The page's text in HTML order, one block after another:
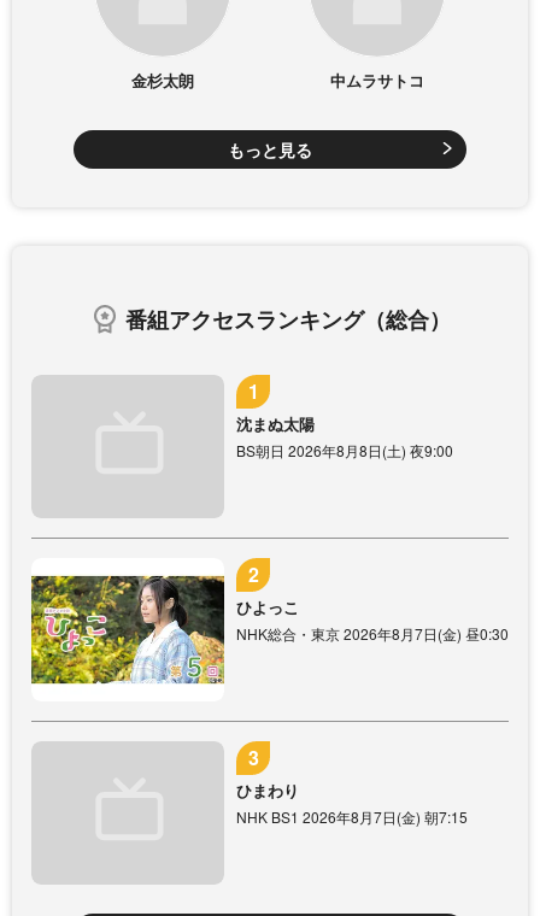
金杉太朗 中ムラサトコ
もっと見る
番組アクセスランキング（総合）
沈まぬ太陽
BS朝日 2026年8月8日(土) 夜9:00
ひよっこ
NHK総合・東京 2026年8月7日(金) 昼0:30
ひまわり
NHK BS1 2026年8月7日(金) 朝7:15